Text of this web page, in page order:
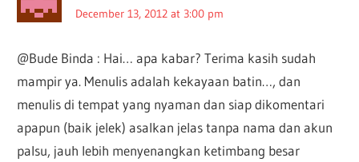
December 13, 2012 at 3:00 pm
@Bude Binda : Hai… apa kabar? Terima kasih sudah
mampir ya. Menulis adalah kekayaan batin…, dan
menulis di tempat yang nyaman dan siap dikomentari
apapun (baik jelek) asalkan jelas tanpa nama dan akun
palsu, jauh lebih menyenangkan ketimbang besar